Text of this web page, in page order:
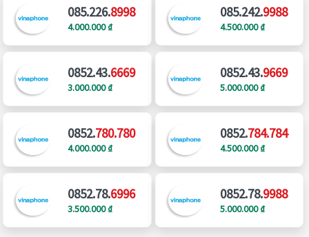
085.226.8998
4.000.000 ₫
085.242.9988
4.500.000 ₫
0852.43.6669
3.000.000 ₫
0852.43.9669
5.000.000 ₫
0852.780.780
4.000.000 ₫
0852.784.784
4.500.000 ₫
0852.78.6996
3.500.000 ₫
0852.78.9988
5.000.000 ₫